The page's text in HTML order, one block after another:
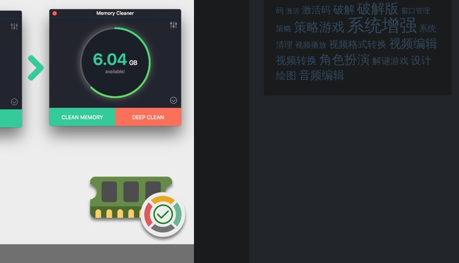
码 激活 激活码 破解 破解版 窗口管理
策略 策略游戏 系统增强 系统
清理 视频播放 视频格式转换 视频编辑
视频转换 角色扮演 解谜游戏 设计
绘图 音频编辑